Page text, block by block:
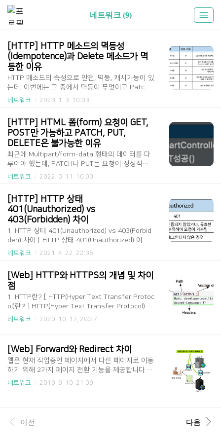
네트워크 (9)
[HTTP] HTTP 메소드의 멱등성
(Idempotence)과 Delete 메소드가 멱
등한 이유
HTTP 메소드의 속성으로 안전, 멱등, 캐시가능이 있
는데, 이번에는 그 중에서 멱등이 무엇이고 Patch
가 멱등하지 않은 이유와 Delete가 멱등한 이유에
등성(Idempotence)이란? ] HTTP 메소드의 속성
중에 안전(Safe), 캐시(Cacheable)과 함께 멱등성(I
dempotence)이 있다. RFC 7231 스펙 문서에 보
면 멱등성이란 “여러 번 동일한 요청을 보냈을 때,
서버에 미치는 의도된 영향이 동일한 경우” 라고 정
더해 PUT, DELETE가 멱등한 HTTP 메소드라고 나
네트워크 2023. 1. 3. 10:03
[HTTP] HTML 폼(form) 요청이 GET,
POST만 가능하고 PATCH, PUT,
DELETE은 불가능한 이유
최근에 Multipart/form-data 형태의 데이터를 다
루어야 했는데, PATCH나 PUT는 요청이 정상적으
로 처리되지 않는 것을 확인했습니다. 그래서 어째
ckExchange에서 참고하였으며, 편하게 읽어주세
요ㅎㅎ 1. HTML 폼(form) 요청이 PATCH와 PUT,
DELETE를 지원하지 않는다. [ Multipart PATCH/P
UT API 개발 과정 ] Multipart PATCH/PUT API 개
발 개발을 진행하다가 데이터와 이미지를 함께 보내
루어야 했습니다. 부서 특성상 평소에 폼 데이터를
네트워크 2022. 3. 11. 10:00
[HTTP] HTTP 상태
401(Unauthorized) vs
403(Forbidden) 차이
1. HTTP 상태 401(Unauthorized) vs 403(Forbid
den) 차이 [ HTTP 상태 401(Unauthorized) 이란?
] HTTP 상태 중 401(Unauthorized)는 클라이언트
클라이언트가 인증되지 않았기 때문에 요청을 정상
적으로 처리할 수 없다고 알려주는 것이다. 401(Un
authorized) 응답을 받는 대표적인 경우는 로그인
이 되어 있지 않은 상태에서 무언가 요청을 하는 경
우이다. 예를 들어 어떤 쇼핑몰 사이트에 로그인을
하지 않았는데 나의 결제 내역과 같은 정보를 달라
이와 많이 혼동되는 HTTP 상태로..
네트워크 2021. 4. 22. 22:36
[Web] HTTP와 HTTPS의 개념 및 차이
점
1. HTTP란? [ HTTP(Hyper Text Transfer Protoc
ol)란? ] HTTP(Hyper Text Transfer Protocol)란
서버/클라이언트 모델을 따라 데이터를 주고 받기
를 사용하고 있다. 따라서 HTTP 서버가 80번 포트
에서 요청을 기다리고 있으며, 클라이언트는 80번
포트로 요청을 보내게 된다. HTTP는 1989년 팀 버
너스 리(Tim Berners Lee)에 의해 처음 설계되었
으며, WWW(World-Wide-Web) 기반에서 세계적
네트워크 2020. 10. 17. 20:27
[Web] Forward와 Redirect 차이
웹은 현재 작업중인 페이지에서 다른 페이지로 이동
하기 위해 2가지 페이지 전환 기능을 제공합니다.
오늘은 2가지의 페이지 전환 방법의 차이와 사용법
우저는 다른 페이지로 이동했음을 알 수 없습니다.
그렇기 때문에 웹 브라우저에는 최초에 호출한 URL
네트워크 2019. 9. 10. 21:39
이전 다음